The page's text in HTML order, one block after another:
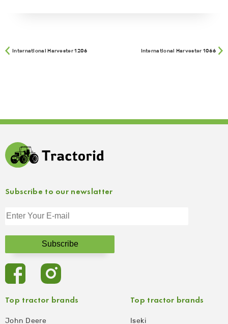
International Harvester 1206 International Harvester 1066
Top tractor brands
John Deere
Top tractor brands
Iseki
Subscribe to our newslatter